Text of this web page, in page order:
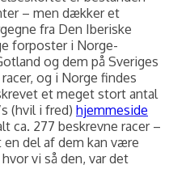
– men dækker et
fra Den Iberiske
forposter i Norge-
og dem på Sveriges
og i Norge findes
et meget stort antal
(hvil i fred) hjemmeside
ca. 277 beskrevne racer –
del af dem kan være
vi så den, var det